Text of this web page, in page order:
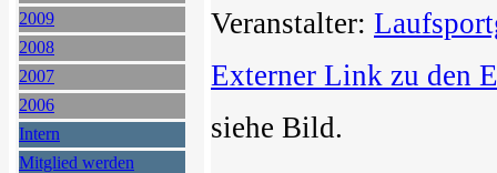
2009
2008
2007
2006
Intern
Mitglied werden
Veranstalter:
Externer Link zu den
siehe Bild.